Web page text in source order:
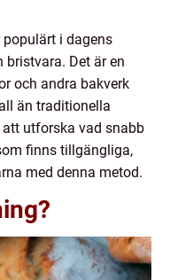
i dagens
bristvara. Det är en
och andra bakverk
än traditionella
att utforska vad snabb
finns tillgängliga,
med denna metod.